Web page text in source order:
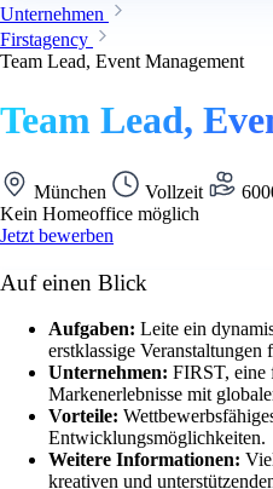
Unternehmen
Firstagency
Team Lead, Event Management
Team Lead,
München Vollzeit
Kein Homeoffice möglich
Jetzt bewerben
Auf einen Blick
Aufgaben: Leite ein
erstklassige
Unternehmen: FIRST, eine
Markenerlebnisse mit
Vorteile:
Entwicklungsmöglichkeiten.
Weitere Informationen:
kreativen und